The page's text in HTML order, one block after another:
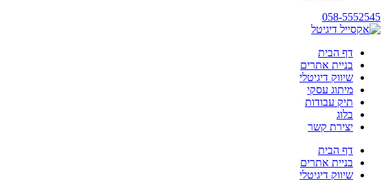
058-5552545
דף הבית
בניית אתרים
שיווק דיגיטלי
מיתוג עסקי
תיק עבודות
בלוג
יצירת קשר
דף הבית
בניית אתרים
שיווק דיגיטלי